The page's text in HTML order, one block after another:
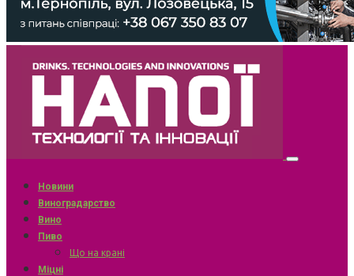
Новини
Виноградарство
Вино
Пиво
Що на крані
Міцні